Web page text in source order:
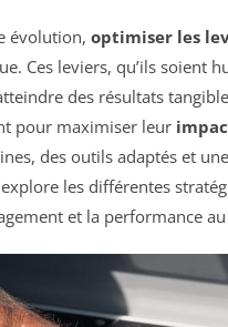
évolution, optimiser les
Ces leviers, qu’ils soient
des résultats
pour maximiser leur
des outils adaptés et
les différentes
et la performance